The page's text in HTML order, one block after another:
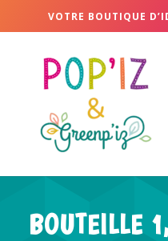
VOTRE BOUTIQUE
BOUTEILLE